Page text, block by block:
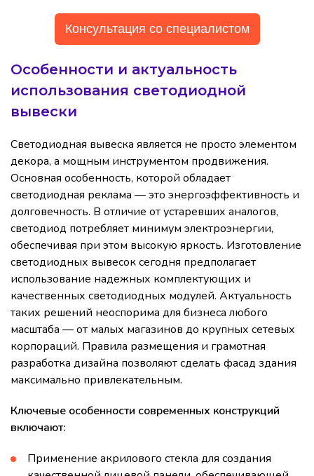
Консультация со специалистом
Особенности и актуальность
использования светодиодной
вывески
Светодиодная вывеска является не просто элементом
декора, а мощным инструментом продвижения.
Основная особенность, которой обладает
светодиодная реклама — это энергоэффективность и
долговечность. В отличие от устаревших аналогов,
светодиод потребляет минимум электроэнергии,
обеспечивая при этом высокую яркость. Изготовление
светодиодных вывесок сегодня предполагает
использование надежных комплектующих и
качественных светодиодных модулей. Актуальность
таких решений неоспорима для бизнеса любого
масштаба — от малых магазинов до крупных сетевых
корпораций. Правила размещения и грамотная
разработка дизайна позволяют сделать фасад здания
максимально привлекательным.
Ключевые особенности современных конструкций
включают:
Применение акрилового стекла для создания